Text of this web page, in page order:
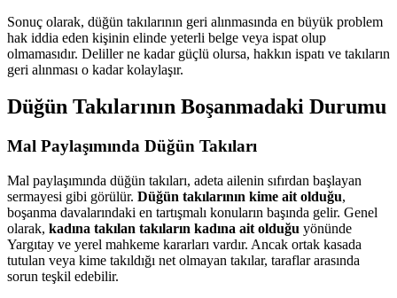
Sonuç olarak, düğün takılarının geri alınmasında en büyük problem
hak iddia eden kişinin elinde yeterli belge veya ispat olup
olmamasıdır. Deliller ne kadar güçlü olursa, hakkın ispatı ve takıların
geri alınması o kadar kolaylaşır.
Düğün Takılarının Boşanmadaki Durumu
Mal Paylaşımında Düğün Takıları
Mal paylaşımında düğün takıları, adeta ailenin sıfırdan başlayan
sermayesi gibi görülür. Düğün takılarının kime ait olduğu,
boşanma davalarındaki en tartışmalı konuların başında gelir. Genel
olarak, kadına takılan takıların kadına ait olduğu yönünde
Yargıtay ve yerel mahkeme kararları vardır. Ancak ortak kasada
tutulan veya kime takıldığı net olmayan takılar, taraflar arasında
sorun teşkil edebilir.